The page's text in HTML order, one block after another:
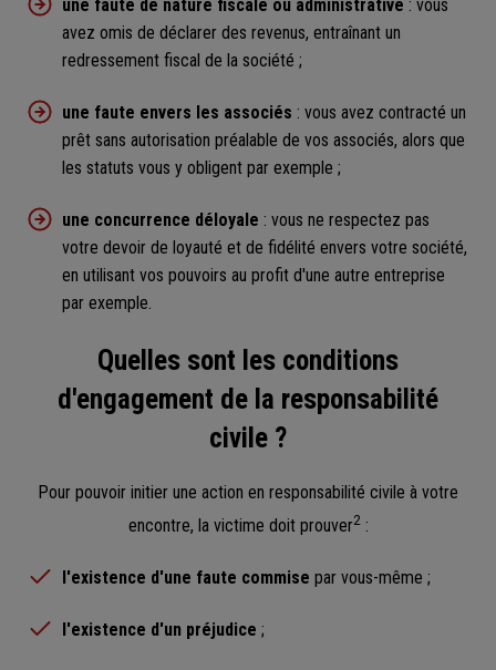
une faute de nature fiscale ou administrative : vous
avez omis de déclarer des revenus, entraînant un
redressement fiscal de la société ;
une faute envers les associés : vous avez contracté un
prêt sans autorisation préalable de vos associés, alors que
les statuts vous y obligent par exemple ;
une concurrence déloyale : vous ne respectez pas
votre devoir de loyauté et de fidélité envers votre société,
en utilisant vos pouvoirs au profit d'une autre entreprise
par exemple.
Quelles sont les conditions
d'engagement de la responsabilité
civile ?
Pour pouvoir initier une action en responsabilité civile à votre
encontre, la victime doit prouver2:
l'existence d'une faute commise par vous-même ;
l'existence d'un préjudice ;